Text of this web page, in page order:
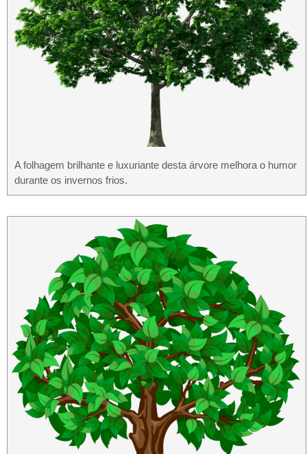
A folhagem brilhante e luxuriante desta árvore melhora o humor
durante os invernos frios.